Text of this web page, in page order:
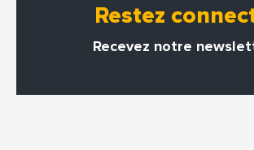
Restez
Recevez notre